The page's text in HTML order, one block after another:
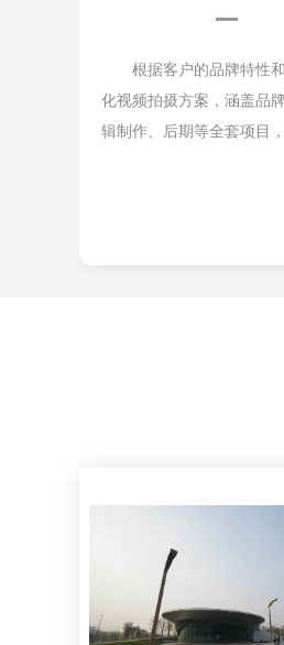
根据客户的品牌特性
化视频拍摄方案，涵盖品
辑制作、后期等全套项目